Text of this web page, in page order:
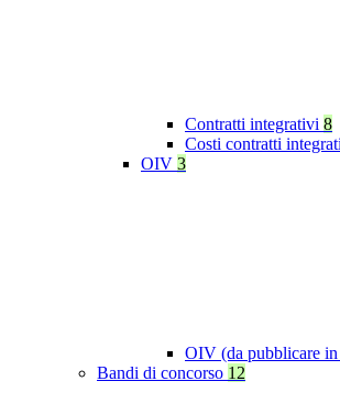
Contratti integrativi 8
Costi contratti
OIV 3
OIV (da pubblicare in
Bandi di concorso 12